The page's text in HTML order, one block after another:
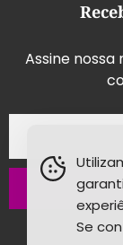
Assine
Se